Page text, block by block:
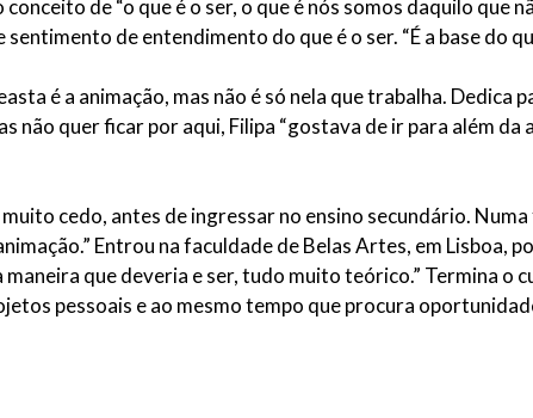
de “o que é o ser, o que é nós somos daquilo
de entendimento do que é o ser. “É a base do
é a animação, mas não é só nela que trabalha.
não quer ficar por aqui, Filipa “gostava de ir para além
cedo, antes de ingressar no ensino secundário.
Entrou na faculdade de Belas Artes, em Lisboa,
que deveria e ser, tudo muito teórico.” Termina o
pessoais e ao mesmo tempo que procura